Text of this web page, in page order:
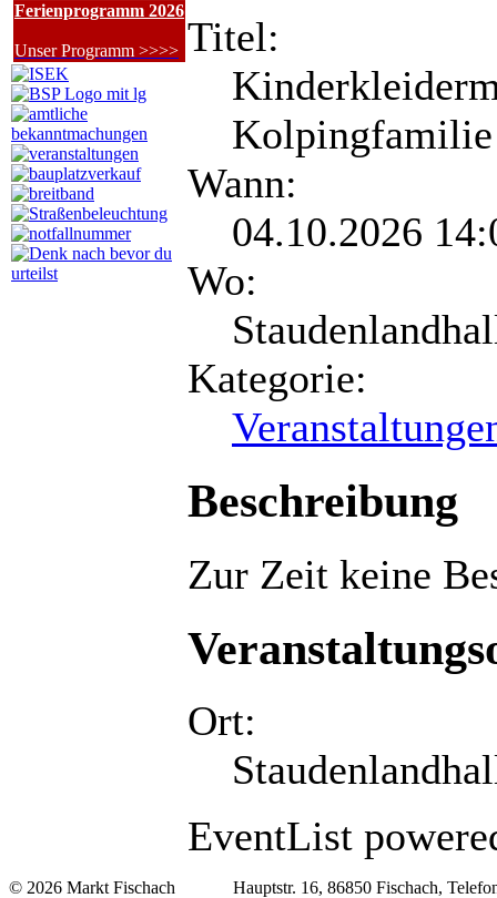
Ferienprogramm 2026
Unser Programm >>>> Titel:
Kolpingfamilie
Wann:
04.10.2026
Wo:
Kategorie:
Beschreibung
Zur Zeit keine
Ort:
EventList
© 2026 Markt Fischach Hauptstr. 16, 86850 Fischach, Telefon